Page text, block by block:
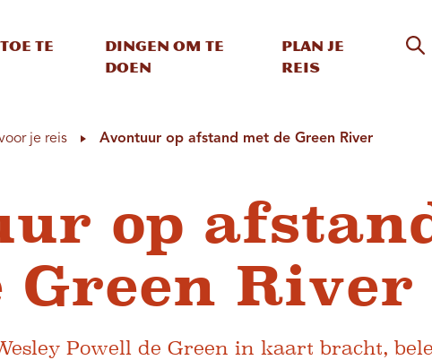
te
Dingen om te
doen
Plan je
reis
je reis Avontuur op afstand met de Green River
op
Green River
Powell de Green in kaart bracht,